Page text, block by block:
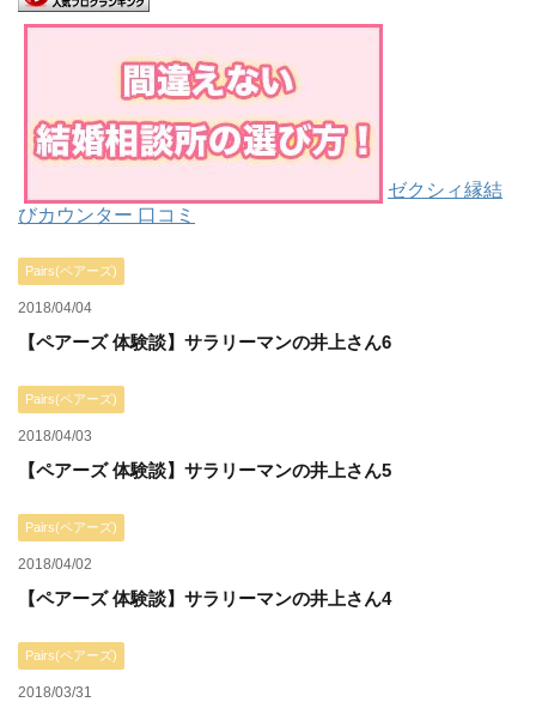
ゼクシィ縁結
びカウンター 口コミ
Pairs(ペアーズ)
2018/04/04
【ペアーズ 体験談】サラリーマンの井上さん6
Pairs(ペアーズ)
2018/04/03
【ペアーズ 体験談】サラリーマンの井上さん5
Pairs(ペアーズ)
2018/04/02
【ペアーズ 体験談】サラリーマンの井上さん4
Pairs(ペアーズ)
2018/03/31